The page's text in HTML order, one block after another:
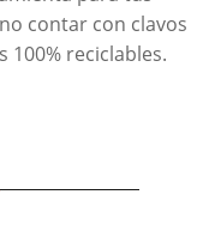
contar con clavos
100% reciclables.